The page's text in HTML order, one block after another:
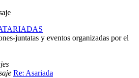
juntatas y eventos organizadas por el
Re: Asariada